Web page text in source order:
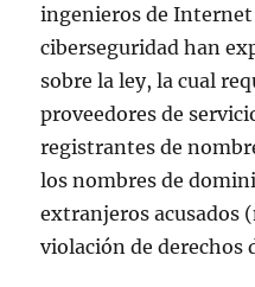
ingenieros de Internet
ciberseguridad han
sobre la ley, la cual
proveedores de
registrantes de
los nombres de
extranjeros acusados
violación de derechos